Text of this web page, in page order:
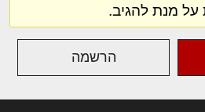
מנת להגיב.
הרשמה